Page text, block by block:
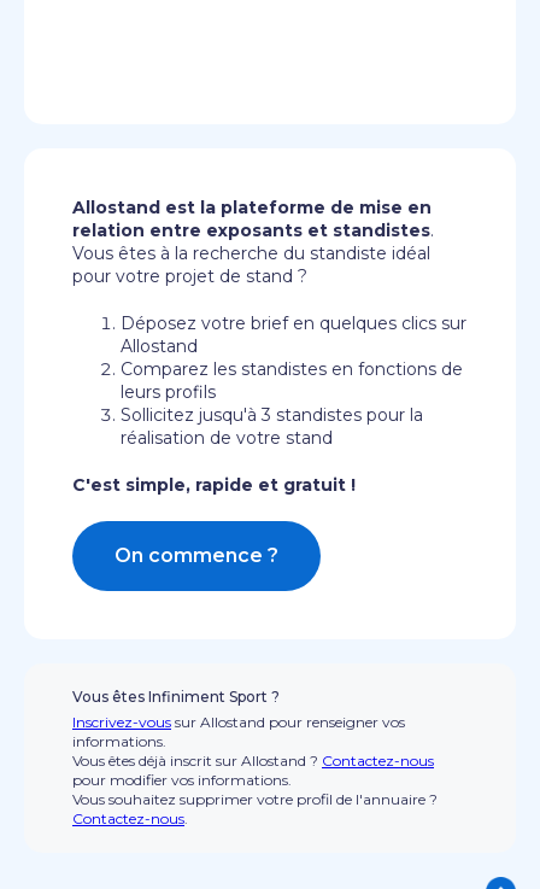
Allostand est la plateforme de mise en
relation entre exposants et standistes.
Vous êtes à la recherche du standiste idéal
pour votre projet de stand ?
Déposez votre brief en quelques clics sur
Allostand
Comparez les standistes en fonctions de
leurs profils
Sollicitez jusqu'à 3 standistes pour la
réalisation de votre stand
C'est simple, rapide et gratuit !
On commence ?
Vous êtes Infiniment Sport ?
Inscrivez-vous sur Allostand pour renseigner vos
informations.
Vous êtes déjà inscrit sur Allostand ? Contactez-nous
pour modifier vos informations.
Vous souhaitez supprimer votre profil de l'annuaire ?
Contactez-nous.